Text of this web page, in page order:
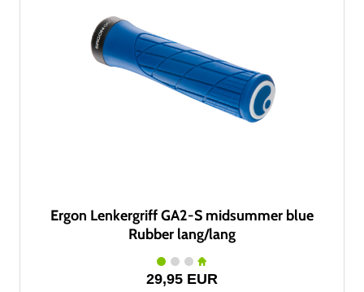
Ergon Lenkergriff GA2-S midsummer blue
Rubber lang/lang
29,95 EUR